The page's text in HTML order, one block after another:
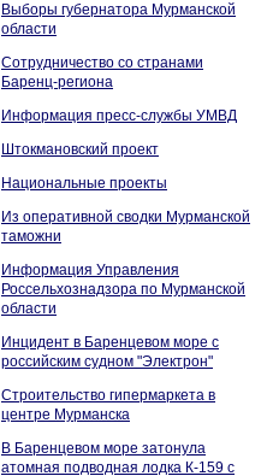
Выборы губернатора Мурманской
области
Сотрудничество со странами
Баренц-региона
Информация пресс-службы УМВД
Штокмановский проект
Национальные проекты
Из оперативной сводки Мурманской
таможни
Информация Управления
Россельхознадзора по Мурманской
области
Инцидент в Баренцевом море с
российским судном "Электрон"
Строительство гипермаркета в
центре Мурманска
В Баренцевом море затонула
атомная подводная лодка К-159 с